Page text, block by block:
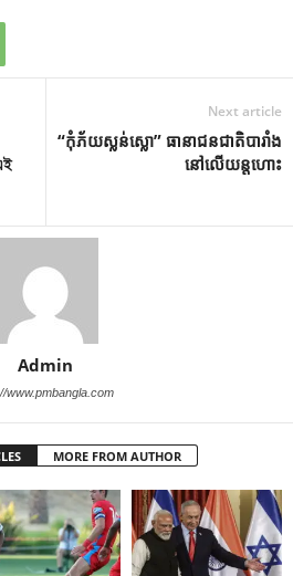
Next article
“កុំភ័យស្លន់ស្លោ” ធានាជនជាតិបារាំង
នៅលើយន្តហោះ
Admin
www.pmbangla.com
MORE FROM AUTHOR